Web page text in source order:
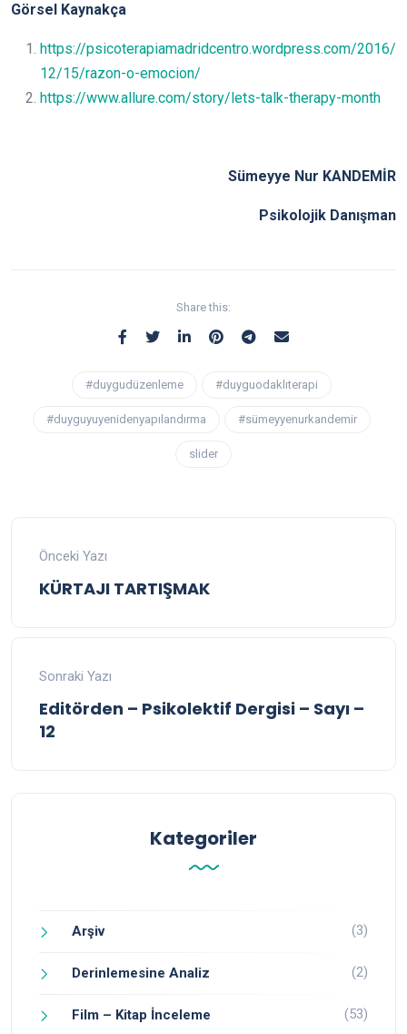
Görsel Kaynakça
https://psicoterapiamadridcentro.wordpress.com/2016/
12/15/razon-o-emocion/
https://www.allure.com/story/lets-talk-therapy-month
Sümeyye Nur KANDEMİR
Psikolojik Danışman
Share this:
#duygudüzenleme #duyguodaklıterapi
#duyguyuyenidenyapılandırma #sümeyyenurkandemir
slider
Önceki Yazı
KÜRTAJI TARTIŞMAK
Sonraki Yazı
Editörden – Psikolektif Dergisi – Sayı –
12
Kategoriler
Arşiv (3)
Derinlemesine Analiz (2)
Film – Kitap İnceleme (53)